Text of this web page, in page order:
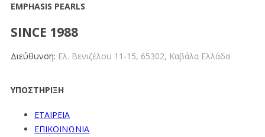
EMPHASIS PEARLS
SINCE 1988
Διεύθυνση: Ελ. Βενιζέλου 11-15, 65302, Καβάλα Ελλάδα
ΥΠΟΣΤΗΡΙΞΗ
ΕΤΑΙΡΕΙΑ
ΕΠΙΚΟΙΝΩΝΙΑ